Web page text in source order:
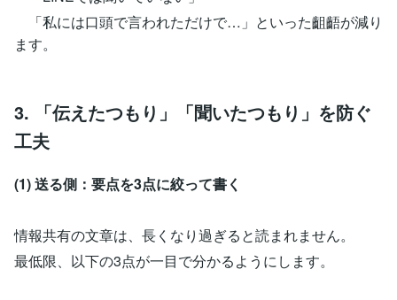
「私には口頭で言われただけで…」といった齟齬が減り
ます。
3. 「伝えたつもり」「聞いたつもり」を防ぐ
工夫
(1) 送る側：要点を3点に絞って書く
情報共有の文章は、長くなり過ぎると読まれません。
最低限、以下の3点が一目で分かるようにします。